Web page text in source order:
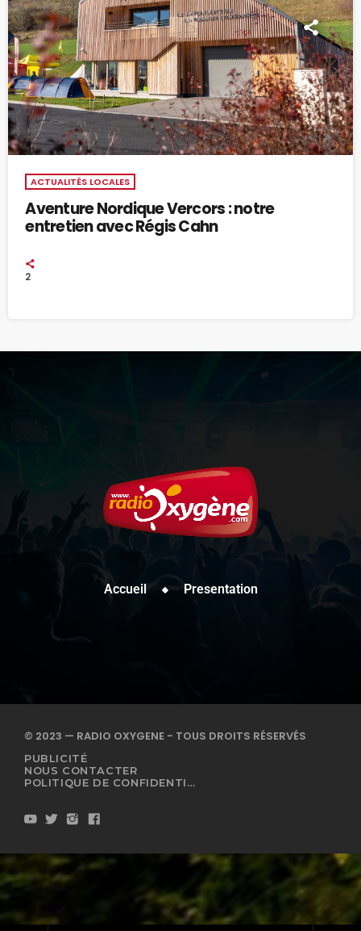
ACTUALITÉS LOCALES
Aventure Nordique Vercors : notre
entretien avec Régis Cahn
2
Accueil Presentation
© 2023 — RADIO OXYGENE - TOUS DROITS RÉSERVÉS
PUBLICITÉ
NOUS CONTACTER
POLITIQUE DE CONFIDENTIALITÉ